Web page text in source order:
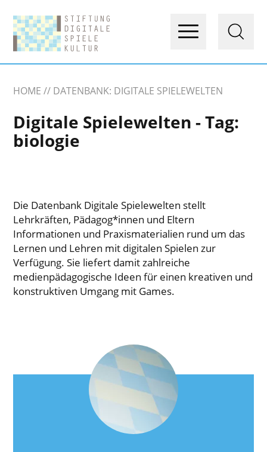
HOME DATENBANK: DIGITALE SPIELEWELTEN
Digitale Spielewelten - Tag:
biologie
Die Datenbank Digitale Spielewelten stellt
Lehrkräften, Pädagog*innen und Eltern
Informationen und Praxismaterialien rund um das
Lernen und Lehren mit digitalen Spielen zur
Verfügung. Sie liefert damit zahlreiche
medienpädagogische Ideen für einen kreativen und
konstruktiven Umgang mit Games.